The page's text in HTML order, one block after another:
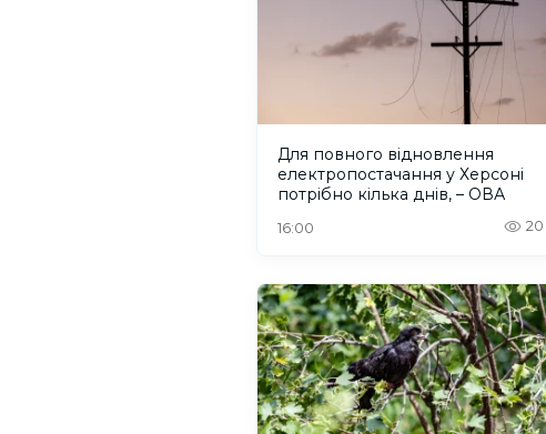
Для повного відновлення
електропостачання у Херсоні
потрібно кілька днів, – ОВА
16:00 20